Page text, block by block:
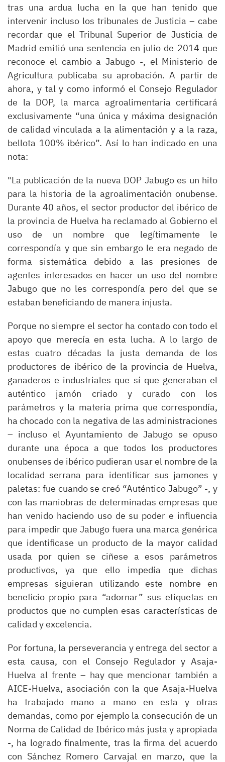
tras una ardua lucha en la que han tenido que
intervenir incluso los tribunales de Justicia – cabe
recordar que el Tribunal Superior de Justicia de
Madrid emitió una sentencia en julio de 2014 que
reconoce el cambio a Jabugo -, el Ministerio de
Agricultura publicaba su aprobación. A partir de
ahora, y tal y como informó el Consejo Regulador
de la DOP, la marca agroalimentaria certificará
exclusivamente “una única y máxima designación
de calidad vinculada a la alimentación y a la raza,
bellota 100% ibérico”. Así lo han indicado en una
nota:
"La publicación de la nueva DOP Jabugo es un hito
para la historia de la agroalimentación onubense.
Durante 40 años, el sector productor del ibérico de
la provincia de Huelva ha reclamado al Gobierno el
uso de un nombre que legítimamente le
correspondía y que sin embargo le era negado de
forma sistemática debido a las presiones de
agentes interesados en hacer un uso del nombre
Jabugo que no les correspondía pero del que se
estaban beneficiando de manera injusta.
Porque no siempre el sector ha contado con todo el
apoyo que merecía en esta lucha. A lo largo de
estas cuatro décadas la justa demanda de los
productores de ibérico de la provincia de Huelva,
ganaderos e industriales que sí que generaban el
auténtico jamón criado y curado con los
parámetros y la materia prima que correspondía,
ha chocado con la negativa de las administraciones
– incluso el Ayuntamiento de Jabugo se opuso
durante una época a que todos los productores
onubenses de ibérico pudieran usar el nombre de la
localidad serrana para identificar sus jamones y
paletas: fue cuando se creó “Auténtico Jabugo” -, y
con las maniobras de determinadas empresas que
han venido haciendo uso de su poder e influencia
para impedir que Jabugo fuera una marca genérica
que identificase un producto de la mayor calidad
usada por quien se ciñese a esos parámetros
productivos, ya que ello impedía que dichas
empresas siguieran utilizando este nombre en
beneficio propio para “adornar” sus etiquetas en
productos que no cumplen esas características de
calidad y excelencia.
Por fortuna, la perseverancia y entrega del sector a
esta causa, con el Consejo Regulador y Asaja-
Huelva al frente – hay que mencionar también a
AICE-Huelva, asociación con la que Asaja-Huelva
ha trabajado mano a mano en esta y otras
demandas, como por ejemplo la consecución de un
Norma de Calidad de Ibérico más justa y apropiada
-, ha logrado finalmente, tras la firma del acuerdo
con Sánchez Romero Carvajal en marzo, que la